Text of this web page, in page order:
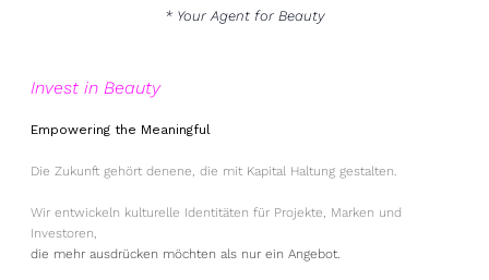
m
* Your Agent for Beauty
Invest in Beauty
Empowering the Meaningful
Die Zukunft gehört denene, die mit Kapital Haltung gestalten.
Wir entwickeln kulturelle Identitäten für Projekte, Marken und
Investoren,
die mehr ausdrücken möchten als nur ein Angebot.